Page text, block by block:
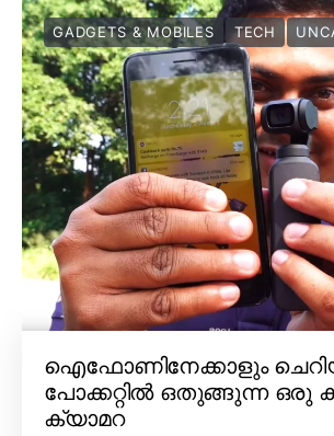
GADGETS & MOBILES TECH
ഐഫോണിനേക്കാളും
പോക്കറ്റിൽ ഒതുങ്ങുന്ന ഒരു
ക്യാമറ